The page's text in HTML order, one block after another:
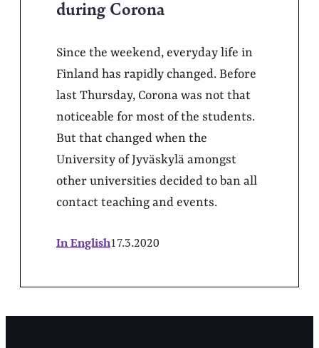
during Corona
Since the weekend, everyday life in
Finland has rapidly changed. Before
last Thursday, Corona was not that
noticeable for most of the students.
But that changed when the
University of Jyväskylä amongst
other universities decided to ban all
contact teaching and events.
In English17.3.2020